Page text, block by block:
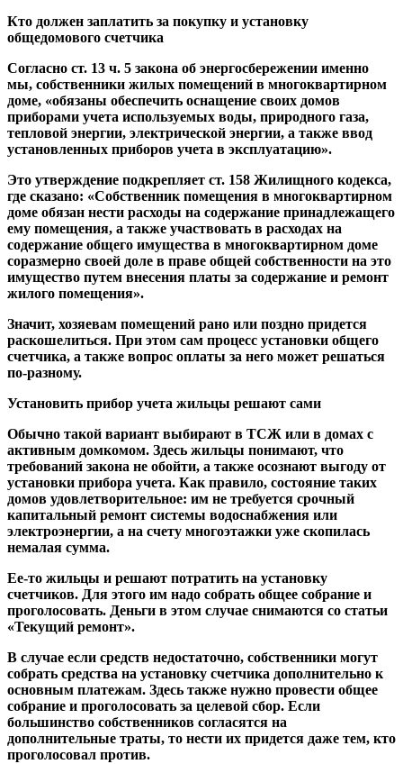
Кто должен заплатить за покупку и установку
общедомового счетчика
Согласно ст. 13 ч. 5 закона об энергосбережении именно
мы, собственники жилых помещений в многоквартирном
доме, «обязаны обеспечить оснащение своих домов
приборами учета используемых воды, природного газа,
тепловой энергии, электрической энергии, а также ввод
установленных приборов учета в эксплуатацию».
Это утверждение подкрепляет ст. 158 Жилищного кодекса,
где сказано: «Собственник помещения в многоквартирном
доме обязан нести расходы на содержание принадлежащего
ему помещения, а также участвовать в расходах на
содержание общего имущества в многоквартирном доме
соразмерно своей доле в праве общей собственности на это
имущество путем внесения платы за содержание и ремонт
жилого помещения».
Значит, хозяевам помещений рано или поздно придется
раскошелиться. При этом сам процесс установки общего
счетчика, а также вопрос оплаты за него может решаться
по-разному.
Установить прибор учета жильцы решают сами
Обычно такой вариант выбирают в ТСЖ или в домах с
активным домкомом. Здесь жильцы понимают, что
требований закона не обойти, а также осознают выгоду от
установки прибора учета. Как правило, состояние таких
домов удовлетворительное: им не требуется срочный
капитальный ремонт системы водоснабжения или
электроэнергии, а на счету многоэтажки уже скопилась
немалая сумма.
Ее-то жильцы и решают потратить на установку
счетчиков. Для этого им надо собрать общее собрание и
проголосовать. Деньги в этом случае снимаются со статьи
«Текущий ремонт».
В случае если средств недостаточно, собственники могут
собрать средства на установку счетчика дополнительно к
основным платежам. Здесь также нужно провести общее
собрание и проголосовать за целевой сбор. Если
большинство собственников согласятся на
дополнительные траты, то нести их придется даже тем, кто
проголосовал против.